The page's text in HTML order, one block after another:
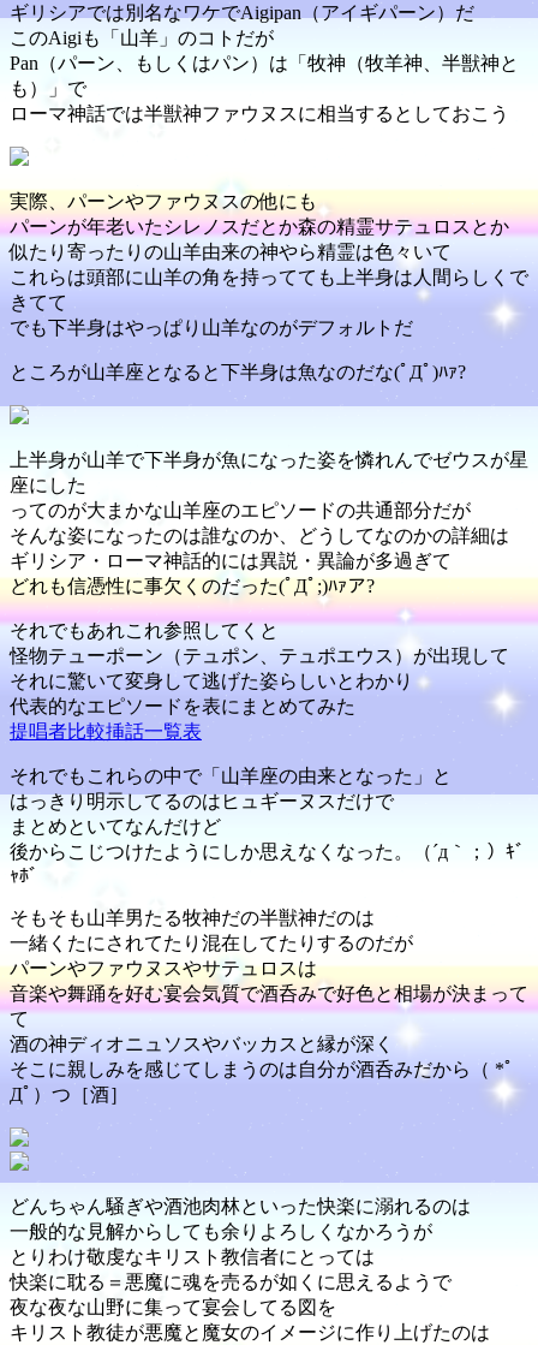
ギリシアでは別名なワケでAigipan（アイギパーン）だ
このAigiも「山羊」のコトだが
Pan（パーン、もしくはパン）は「牧神（牧羊神、半獣神と
も）」で
ローマ神話では半獣神ファウヌスに相当するとしておこう
実際、パーンやファウヌスの他にも
パーンが年老いたシレノスだとか森の精霊サテュロスとか
似たり寄ったりの山羊由来の神やら精霊は色々いて
これらは頭部に山羊の角を持ってても上半身は人間らしくで
きてて
でも下半身はやっぱり山羊なのがデフォルトだ
ところが山羊座となると下半身は魚なのだな(ﾟДﾟ)ﾊｧ?
上半身が山羊で下半身が魚になった姿を憐れんでゼウスが星
座にした
ってのが大まかな山羊座のエピソードの共通部分だが
そんな姿になったのは誰なのか、どうしてなのかの詳細は
ギリシア・ローマ神話的には異説・異論が多過ぎて
どれも信憑性に事欠くのだった(ﾟДﾟ;)ﾊｧア?
それでもあれこれ参照してくと
怪物テューポーン（テュポン、テュポエウス）が出現して
それに驚いて変身して逃げた姿らしいとわかり
代表的なエピソードを表にまとめてみた
提唱者比較挿話一覧表
それでもこれらの中で「山羊座の由来となった」と
はっきり明示してるのはヒュギーヌスだけで
まとめといてなんだけど
後からこじつけたようにしか思えなくなった。（´д｀；）ｷﾞ
ｬﾎﾞ
そもそも山羊男たる牧神だの半獣神だのは
一緒くたにされてたり混在してたりするのだが
パーンやファウヌスやサテュロスは
音楽や舞踊を好む宴会気質で酒呑みで好色と相場が決まって
て
酒の神ディオニュソスやバッカスと縁が深く
そこに親しみを感じてしまうのは自分が酒呑みだから（ *ﾟ
Дﾟ）つ［酒］
どんちゃん騒ぎや酒池肉林といった快楽に溺れるのは
一般的な見解からしても余りよろしくなかろうが
とりわけ敬虔なキリスト教信者にとっては
快楽に耽る＝悪魔に魂を売るが如くに思えるようで
夜な夜な山野に集って宴会してる図を
キリスト教徒が悪魔と魔女のイメージに作り上げたのは